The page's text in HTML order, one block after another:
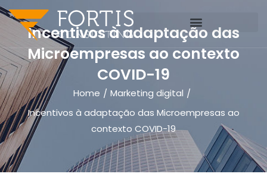
Incentivos à adaptação das
Microempresas ao contexto
COVID-19
Home / Marketing digital /
Incentivos à adaptação das Microempresas ao
contexto COVID-19